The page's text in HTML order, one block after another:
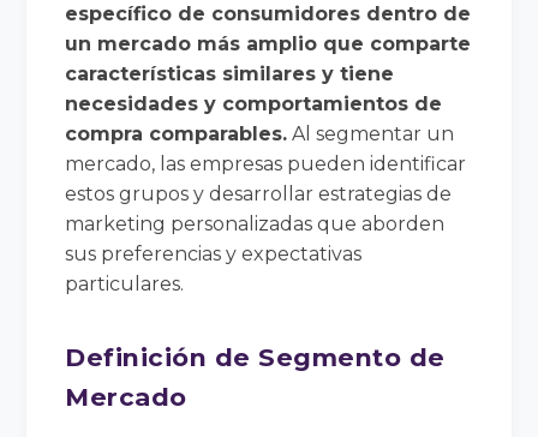
específico de consumidores dentro de
un mercado más amplio que comparte
características similares y tiene
necesidades y comportamientos de
compra comparables. Al segmentar un
mercado, las empresas pueden identificar
estos grupos y desarrollar estrategias de
marketing personalizadas que aborden
sus preferencias y expectativas
particulares.
Definición de Segmento de
Mercado